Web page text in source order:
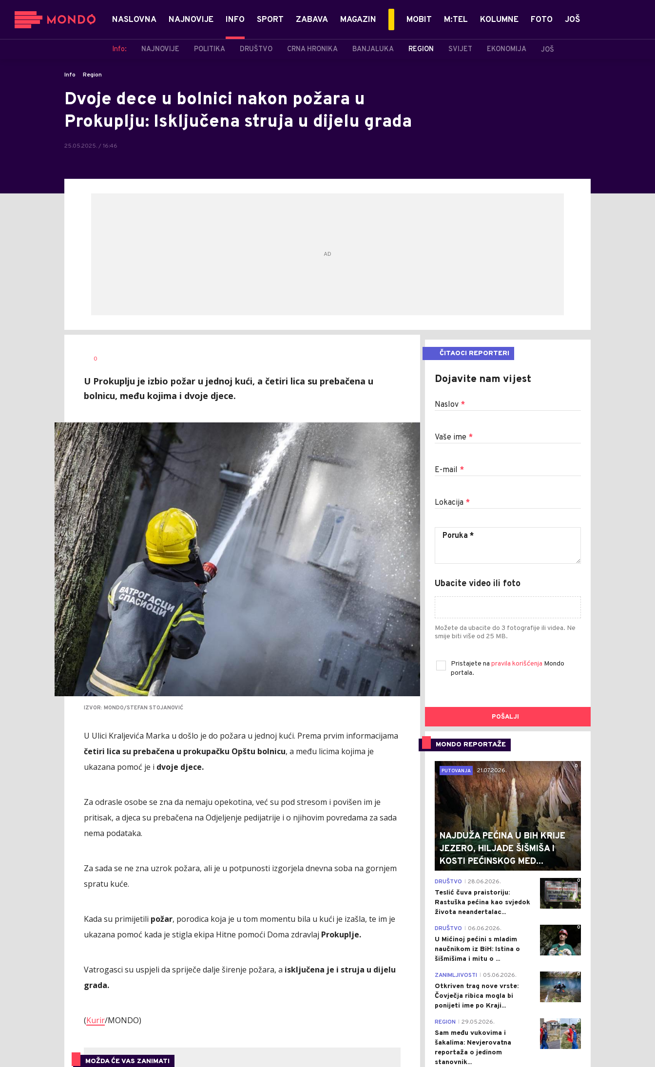
NASLOVNA NAJNOVIJE INFO
Info: NAJNOVIJE POLITIKA DRUŠTVO CRNA HRONIKA BANJALUKA REGION SVIJET EKONOMIJA JOŠ
SPORT ZABAVA MAGAZIN MOBIT M:TEL KOLUMNE FOTO JOŠ
Info Region
Dvoje dece u bolnici nakon požara u
Prokuplju: Isključena struja u dijelu grada
25.05.2025. / 16:46
AUTOR
0
U Prokuplju je izbio požar u jednoj kući, a četiri lica su prebačena u
bolnicu, među kojima i dvoje djece.
IZVOR: MONDO/STEFAN STOJANOVIĆ
U Ulici Kraljevića Marka u došlo je do požara u jednoj kući. Prema prvim informacijama
četiri lica su prebačena u prokupačku Opštu bolnicu, a među licima kojima je
ukazana pomoć je i dvoje djece.
Za odrasle osobe se zna da nemaju opekotina, već su pod stresom i povišen im je
pritisak, a djeca su prebačena na Odjeljenje pedijatrije i o njihovim povredama za sada
nema podataka.
Za sada se ne zna uzrok požara, ali je u potpunosti izgorjela dnevna soba na gornjem
spratu kuće.
Kada su primijetili požar, porodica koja je u tom momentu bila u kući je izašla, te im je
ukazana pomoć kada je stigla ekipa Hitne pomoći Doma zdravlaj Prokuplje.
Vatrogasci su uspjeli da spriječe dalje širenje požara, a isključena je i struja u dijelu
grada.
(Kurir/MONDO)
MOŽDA ĆE VAS ZANIMATI
ČITAOCI REPORTERI
Dojavite nam vijest
Naslov *
Vaše ime *
E-mail *
Lokacija *
Ubacite video ili foto
Možete da ubacite do 3 fotografije ili videa. Ne
smije biti više od 25 MB.
Pristajete na pravila korišćenja Mondo
portala.
POŠALJI
MONDO REPORTAŽE
0
PUTOVANJA
21.07.2026.
NAJDUŽA PEĆINA U BIH KRIJE
JEZERO, HILJADE ŠIŠMIŠA I
KOSTI PEĆINSKOG MED...
0
DRUŠTVO 28.06.2026.
Teslić čuva praistoriju:
Rastuška pećina kao svjedok
života neandertalac...
0
DRUŠTVO 06.06.2026.
U Mićinoj pećini s mladim
naučnikom iz BiH: Istina o
šišmišima i mitu o ...
0
ZANIMLJIVOSTI 05.06.2026.
Otkriven trag nove vrste:
Čovječja ribica mogla bi
ponijeti ime po Kraji...
0
REGION 29.05.2026.
Sam među vukovima i
šakalima: Nevjerovatna
reportaža o jedinom
stanovnik...